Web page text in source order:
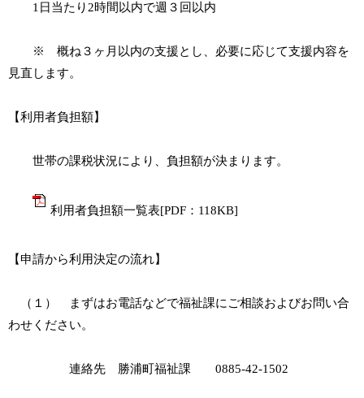
1日当たり2時間以内で週３回以内
※ 概ね３ヶ月以内の支援とし、必要に応じて支援内容を
見直します。
【利用者負担額】
世帯の課税状況により、負担額が決まります。
利用者負担額一覧表[PDF：118KB]
【申請から利用決定の流れ】
（１） まずはお電話などで福祉課にご相談およびお問い合
わせください。
連絡先 勝浦町福祉課 0885-42-1502